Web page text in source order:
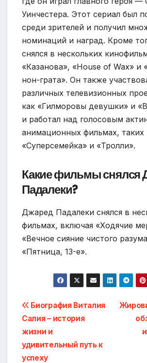
Уинчестера. Этот сериал был
среди зрителей и получил
номинаций и наград. Кроме
снялся в нескольких
«Казанова», «House of Wax» и
нон-грата». Он также
различных телевизионных
как «Гилморовы девушки» и
и работал над голосовым
анимационных фильмах, таких
«Суперсемейка» и «Тролли».
Какие фильмы снялся
Падалеки?
Джаред Падалеки снялся в
фильмах, включая «Ходячие
«Вечное сияние чистого
«Пятница, 13-е».
Навигация
по
записям
Биография Виталия
Салия – история
жизни и
удивительный путь к
успеху